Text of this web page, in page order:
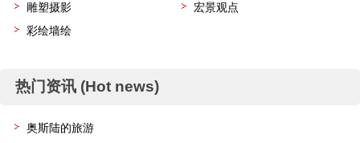
雕塑摄影
宏景观点
彩绘墙绘
热门资讯 (Hot news)
奥斯陆的旅游